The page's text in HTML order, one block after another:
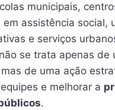
municipais,
em assistência social,
e serviços
se trata apenas de
de uma ação
e melhorar a
.